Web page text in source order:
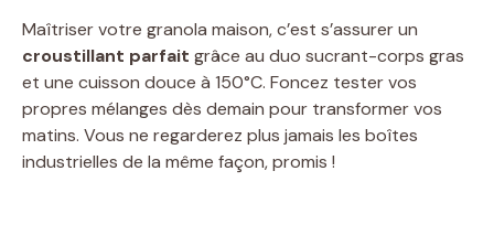
Maîtriser votre granola maison, c’est s’assurer un
croustillant parfait grâce au duo sucrant-corps gras
et une cuisson douce à 150°C. Foncez tester vos
propres mélanges dès demain pour transformer vos
matins. Vous ne regarderez plus jamais les boîtes
industrielles de la même façon, promis !